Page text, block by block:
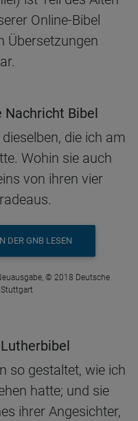
Online-Bibel
Übersetzungen
Nachricht Bibel
die ich am
Wohin sie auch
von ihren vier
DER GNB LESEN
© 2018 Deutsche
Stuttgart
so gestaltet, wie ich
hatte; und sie
ihrer Angesichter,